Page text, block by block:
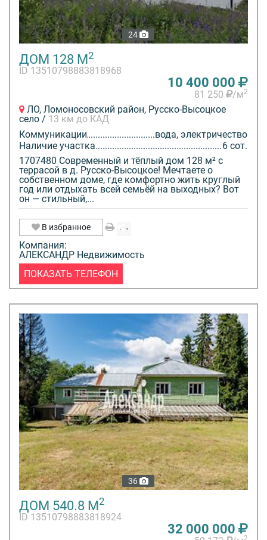
24
ДОМ 128 М2
ID 13510798883818968
10 400 000
81 250 /м2
ЛО, Ломоносовский район, Русско-Высоцкое
село / 13 км до КАД
Коммуникации
вода, электричество
Наличие участка
6 сот.
1707480 Современный и тёплый дом 128 м² с
террасой в д. Русско-Высоцкое! Мечтаете о
собственном доме, где комфортно жить круглый
год или отдыхать всей семьёй на выходных? Вот
он — стильный,...
В избранное
Компания:
АЛЕКСАНДР Недвижимость
ПОКАЗАТЬ ТЕЛЕФОН
36
ДОМ 540.8 М2
ID 13510798883818924
32 000 000
2